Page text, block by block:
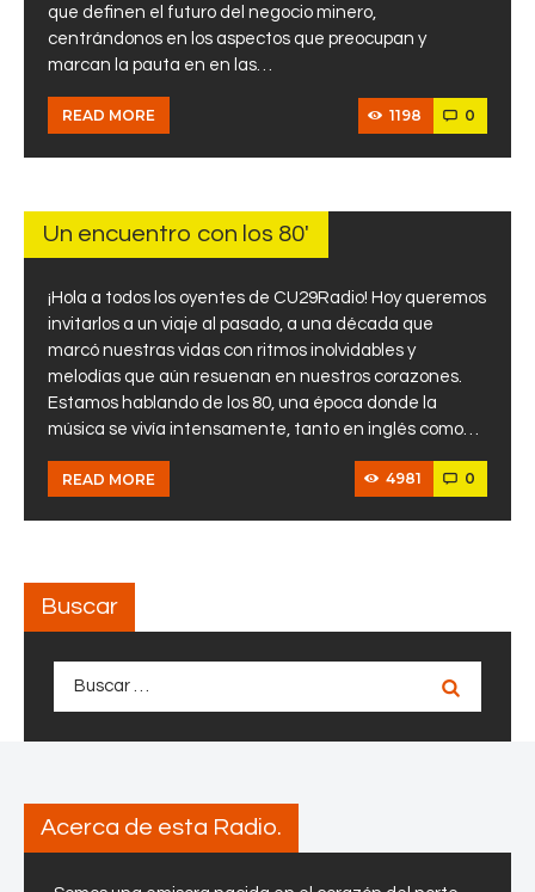
que definen el futuro del negocio minero,
centrándonos en los aspectos que preocupan y
marcan la pauta en en las…
READ MORE 1198 0
26 DE
2017
Un encuentro con los 80′
¡Hola a todos los oyentes de CU29Radio! Hoy queremos
invitarlos a un viaje al pasado, a una década que
marcó nuestras vidas con ritmos inolvidables y
melodías que aún resuenan en nuestros corazones.
Estamos hablando de los 80, una época donde la
música se vivía intensamente, tanto en inglés como…
READ MORE 4981 0
Buscar
Acerca de esta Radio.